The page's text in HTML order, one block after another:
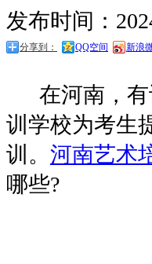
发布时间：
分享到： QQ空间 新浪
在河南，有
训学校为考生
训。 河南艺术
哪些?